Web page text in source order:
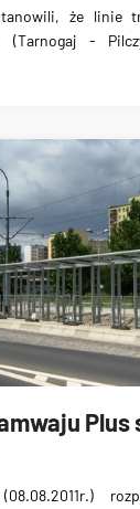
że linie
(Tarnogaj -
Plus